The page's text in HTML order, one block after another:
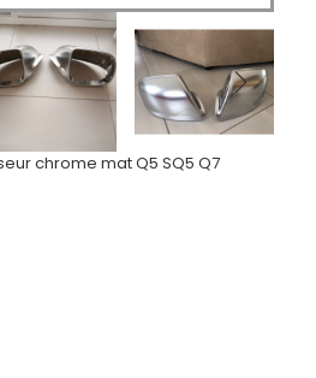
chrome mat Q5 SQ5 Q7